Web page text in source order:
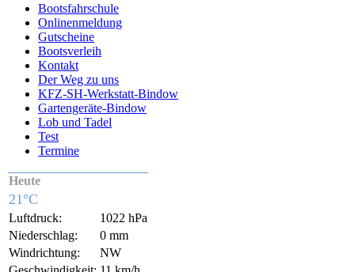
Bootsfahrschule
Onlinenmeldung
Gutscheine
Bootsverleih
Kontakt
Der Weg zu uns
KFZ-SH-Werkstatt-Bindow
Gartengeräte-Bindow
Lob und Tadel
Test
Termine
Heute
21°C
Luftdruck:
1022 hPa
Niederschlag:
0 mm
Windrichtung:
NW